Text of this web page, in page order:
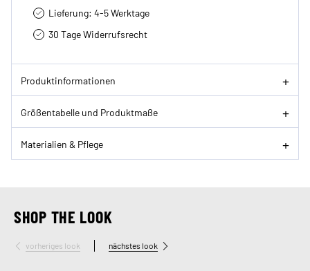
Lieferung: 4-5 Werktage
30 Tage Widerrufsrecht
Produktinformationen
Größentabelle und Produktmaße
Materialien & Pflege
SHOP THE LOOK
vorheriges look nächstes look